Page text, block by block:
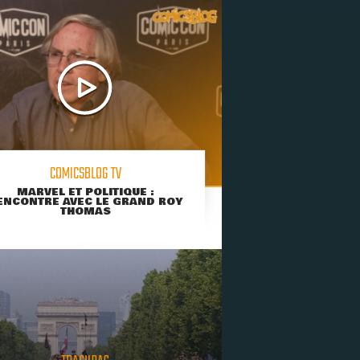
COMICSBLOG TV
MARVEL ET POLITIQUE :
AVEC LE GRAND ROY
THOMAS